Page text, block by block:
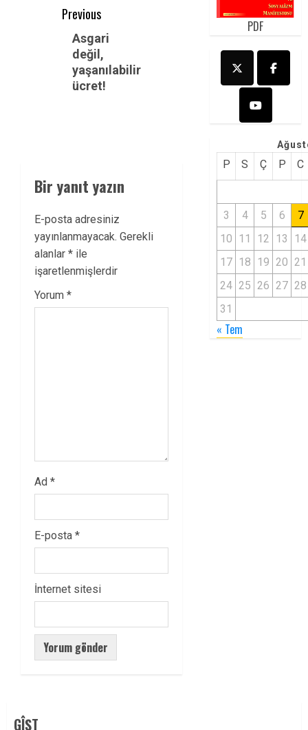
Post
navigation
Previous
Previous
post:
Asgari
değil,
yaşanılabilir
ücret!
Bir yanıt yazın
E-posta adresiniz
yayınlanmayacak. Gerekli
alanlar * ile
işaretlenmişlerdir
Yorum *
Ad *
E-posta *
İnternet sitesi
PDF
P S Ç P C
3 4 5 6
7
10 11 12 13
14
17 18 19 20 21
24 25 26 27 28
31
« Tem
GÎŞT